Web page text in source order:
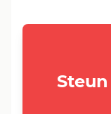
Steun